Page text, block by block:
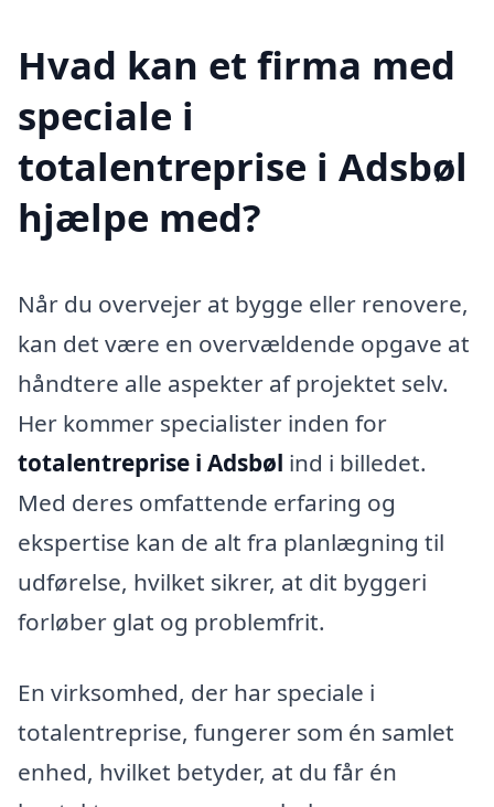
Hvad kan et firma med
speciale i
totalentreprise i Adsbøl
hjælpe med?
Når du overvejer at bygge eller renovere,
kan det være en overvældende opgave at
håndtere alle aspekter af projektet selv.
Her kommer specialister inden for
totalentreprise i Adsbøl ind i billedet.
Med deres omfattende erfaring og
ekspertise kan de alt fra planlægning til
udførelse, hvilket sikrer, at dit byggeri
forløber glat og problemfrit.
En virksomhed, der har speciale i
totalentreprise, fungerer som én samlet
enhed, hvilket betyder, at du får én